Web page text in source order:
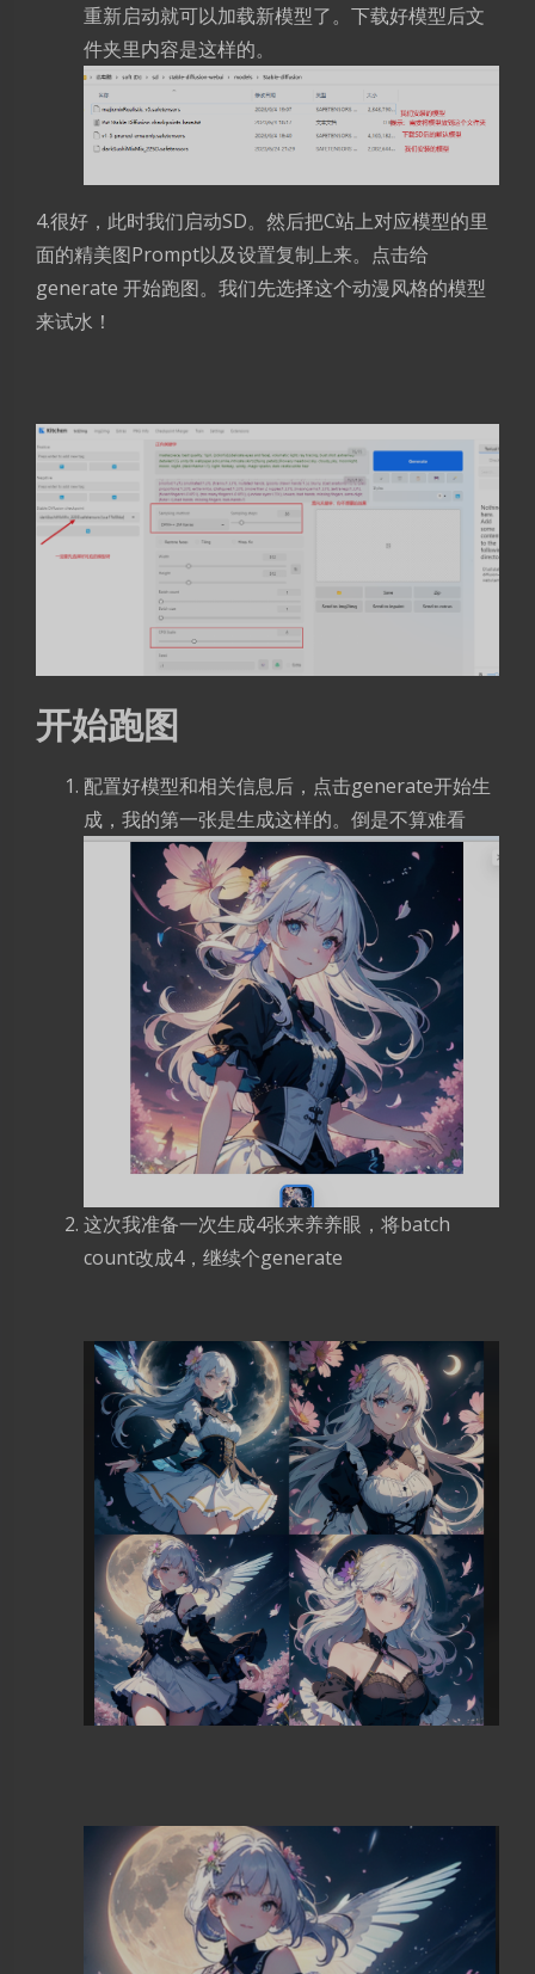
重新启动就可以加载新模型了。下载好模型后文
件夹里内容是这样的。
4.很好，此时我们启动SD。然后把C站上对应模型的里
面的精美图Prompt以及设置复制上来。点击给
generate 开始跑图。我们先选择这个动漫风格的模型
来试水！
开始跑图
配置好模型和相关信息后，点击generate开始生
成，我的第一张是生成这样的。倒是不算难看
这次我准备一次生成4张来养养眼，将batch
count改成4，继续个generate